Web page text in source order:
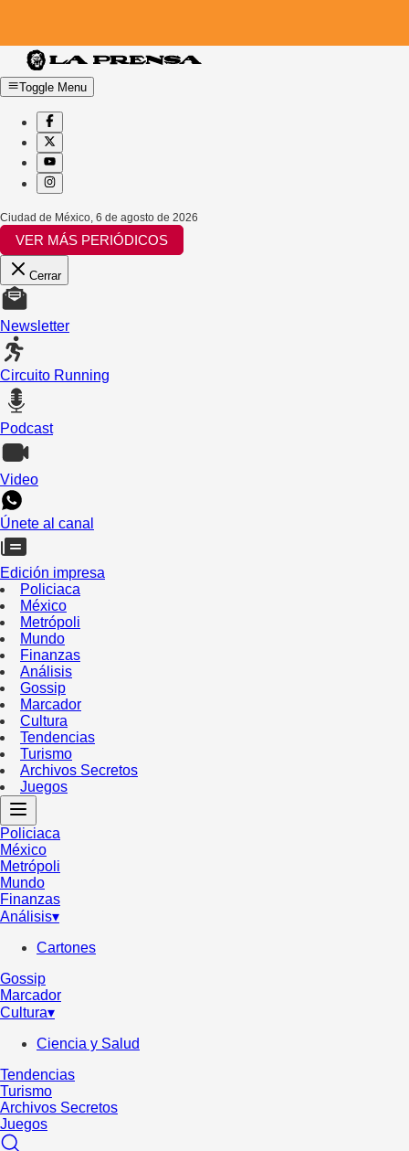
Toggle Menu
Ciudad de México 6 de agosto de 2026
VER MÁS PERIÓDICOS
Cerrar
Newsletter
Circuito Running
Podcast
Video
Únete al canal
Edición impresa
Policiaca
México
Metrópoli
Mundo
Finanzas
Análisis
Gossip
Marcador
Cultura
Tendencias
Turismo
Archivos Secretos
Juegos
Policiaca
México
Metrópoli
Mundo
Finanzas
Análisis▾
Cartones
Gossip
Marcador
Cultura▾
Ciencia y Salud
Tendencias
Turismo
Archivos Secretos
Juegos